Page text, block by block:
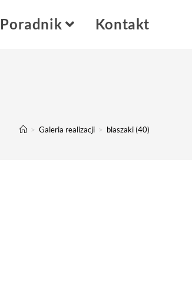
Poradnik Kontakt
> Galeria realizacji > blaszaki (40)